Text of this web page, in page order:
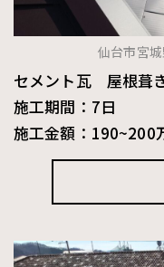
仙台市宮
セメント瓦 屋根葺
施工期間：7日
施工金額：190~200